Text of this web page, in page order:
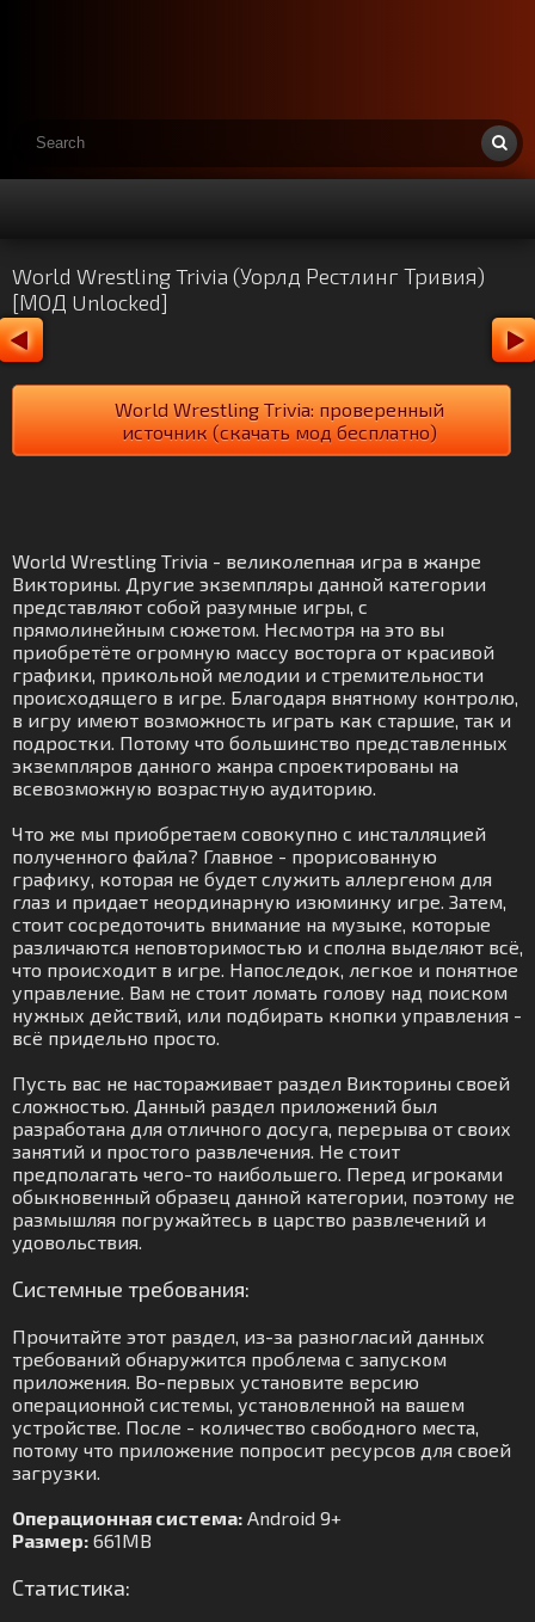
World Wrestling Trivia (Уорлд Рестлинг Тривия)
[МОД Unlocked]
World Wrestling Trivia: проверенный
источник (скачать мод бесплатно)
World Wrestling Trivia - великолепная игра в жанре
Викторины. Другие экземпляры данной категории
представляют собой разумные игры, с
прямолинейным сюжетом. Несмотря на это вы
приобретёте огромную массу восторга от красивой
графики, прикольной мелодии и стремительности
происходящего в игре. Благодаря внятному контролю,
в игру имеют возможность играть как старшие, так и
подростки. Потому что большинство представленных
экземпляров данного жанра спроектированы на
всевозможную возрастную аудиторию.
Что же мы приобретаем совокупно с инсталляцией
полученного файла? Главное - прорисованную
графику, которая не будет служить аллергеном для
глаз и придает неординарную изюминку игре. Затем,
стоит сосредоточить внимание на музыке, которые
различаются неповторимостью и сполна выделяют всё,
что происходит в игре. Напоследок, легкое и понятное
управление. Вам не стоит ломать голову над поиском
нужных действий, или подбирать кнопки управления -
всё придельно просто.
Пусть вас не настораживает раздел Викторины своей
сложностью. Данный раздел приложений был
разработана для отличного досуга, перерыва от своих
занятий и простого развлечения. Не стоит
предполагать чего-то наибольшего. Перед игроками
обыкновенный образец данной категории, поэтому не
размышляя погружайтесь в царство развлечений и
удовольствия.
Системные требования:
Прочитайте этот раздел, из-за разногласий данных
требований обнаружится проблема с запуском
приложения. Во-первых установите версию
операционной системы, установленной на вашем
устройстве. После - количество свободного места,
потому что приложение попросит ресурсов для своей
загрузки.
Операционная система: Android 9+
Размер: 661MB
Статистика: